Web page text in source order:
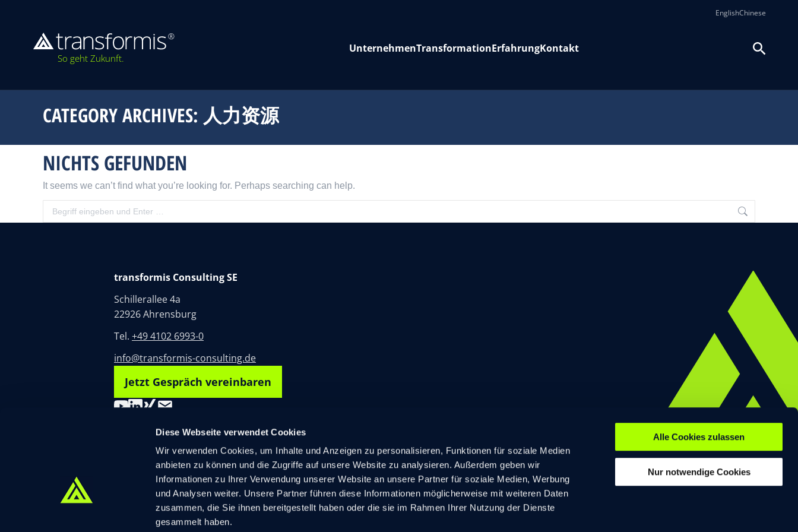
Diese Webseite verwendet Cookies
Wir verwenden Cookies, um Inhalte und Anzeigen zu personalisieren, Funktionen für soziale Medien
anbieten zu können und die Zugriffe auf unsere Website zu analysieren. Außerdem geben wir
Informationen zu Ihrer Verwendung unserer Website an unsere Partner für soziale Medien, Werbung
und Analysen weiter. Unsere Partner führen diese Informationen möglicherweise mit weiteren Daten
zusammen, die Sie ihnen bereitgestellt haben oder die sie im Rahmen Ihrer Nutzung der Dienste
gesammelt haben.
Alle Cookies zulassen
Nur notwendige Cookies
EnglishChinese
So geht Zukunft.
UnternehmenTransformationErfahrungKontakt
CATEGORY ARCHIVES: 人力资源
NICHTS GEFUNDEN
It seems we can’t find what you’re looking for. Perhaps searching can help.
transformis Consulting SE
Schillerallee 4a
22926 Ahrensburg
Tel. +49 4102 6993-0
info@transformis-consulting.de
Jetzt Gespräch vereinbaren
ImpressumDatenschutzAGBCookie-EinstellungenNewsletter© 2026 transformis Consulting SE - Alle Rechte vorbehalten.